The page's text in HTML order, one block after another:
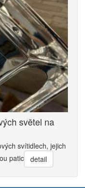
světel na
svítidlech, jejich
patic
detail